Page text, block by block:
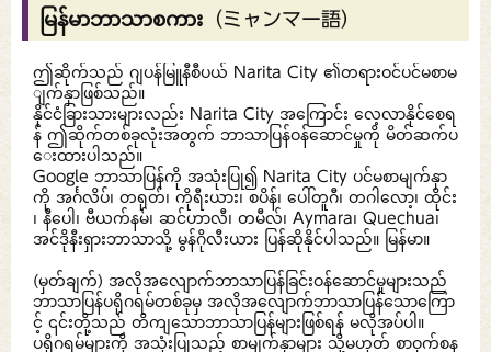
မြန်မာဘာသာစကား（ミャンマー語）
ဤဆိုက်သည် ဂျပန်မြူနီစီပယ် Narita City ၏တရားဝင်ပင်မစာမ
ျက်နှာဖြစ်သည်။
နိုင်ငံခြားသားများလည်း Narita City အကြောင်း လေ့လာနိုင်စေရ
န် ဤဆိုက်တစ်ခုလုံးအတွက် ဘာသာပြန်ဝန်ဆောင်မှုကို မိတ်ဆက်ပ
ေးထားပါသည်။
Google ဘာသာပြန်ကို အသုံးပြု၍ Narita City ပင်မစာမျက်နှာ
ကို အင်္ဂလိပ်၊ တရုတ်၊ ကိုရီးယား၊ စပိန်၊ ပေါ်တူဂီ၊ တဂါလော့၊ ထိုင်း
၊ နီပေါ၊ ဗီယက်နမ်၊ ဆင်ဟာလီ၊ တမီလ်၊ Aymara၊ Quechua၊
အင်ဒိုနီးရှားဘာသာသို့ မွန်ဂိုလီးယား ပြန်ဆိုနိုင်ပါသည်။ မြန်မာ။
(မှတ်ချက်) အလိုအလျောက်ဘာသာပြန်ခြင်းဝန်ဆောင်မှုများသည်
ဘာသာပြန်ပရိုဂရမ်တစ်ခုမှ အလိုအလျောက်ဘာသာပြန်သောကြော
င့် ၎င်းတို့သည် တိကျသောဘာသာပြန်များဖြစ်ရန် မလိုအပ်ပါ။
ပရိုဂရမ်များကို အသုံးပြုသည့် စာမျက်နှာများ သို့မဟုတ် စာဝှက်စန